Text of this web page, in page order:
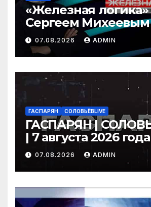
«Железная логика»
Сергеем
07.08.2026
07.08.2026 ADMIN
ГАСПАРЯН СОЛОВЬЁВLIVE
ГАСПАРЯН |
| 7 августа 2026 года
07.08.2026 ADMIN